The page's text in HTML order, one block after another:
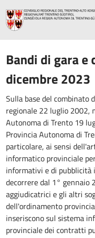
Bandi di gara
dicembre 2023
Sulla base del combinato
regionale 22 luglio 2002,
Autonoma di Trento 19
Provincia Autonoma di
particolare, ai sensi
informatico provinciale
informativi e di
decorrere dal 1° gennaio
aggiudicatrici e gli altri
dell'ordinamento
inseriscono sul sistema
provinciale dei contratti